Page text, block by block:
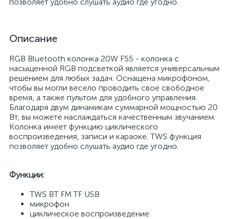
Описание
RGB Bluetooth колонка 20W F55 - колонка с
насыщенной RGB подсветкой является универсальным
решением для любых задач. Оснащена микрофоном,
чтобы вы могли весело проводить свое свободное
время, а также пультом для удобного управления.
Благодаря двум динамикам суммарной мощностью 20
Вт, вы можете наслаждаться качественным звучанием.
Колонка имеет функцию циклического
воспроизведения, записи и караоке. TWS функция
позволяет удобно слушать аудио где угодно.
Функции:
TWS BT FM TF USB
микрофон
циклическое воспроизведение